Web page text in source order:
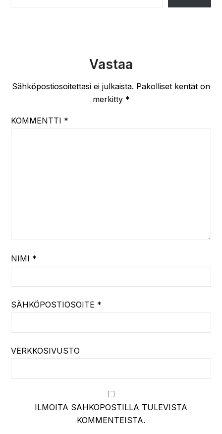
Vastaa
Sähköpostiosoitettasi ei julkaista. Pakolliset kentät on
merkitty *
KOMMENTTI *
NIMI *
SÄHKÖPOSTIOSOITE *
VERKKOSIVUSTO
ILMOITA SÄHKÖPOSTILLA TULEVISTA
KOMMENTEISTA.